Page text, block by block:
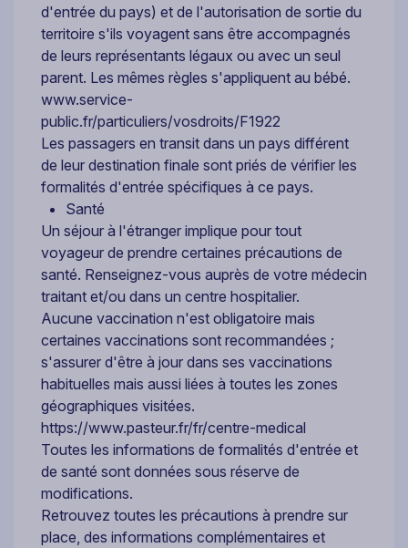
d'entrée du pays) et de l'autorisation de sortie du
territoire s'ils voyagent sans être accompagnés
de leurs représentants légaux ou avec un seul
parent. Les mêmes règles s'appliquent au bébé.
www.service-
public.fr/particuliers/vosdroits/F1922
Les passagers en transit dans un pays différent
de leur destination finale sont priés de vérifier les
formalités d'entrée spécifiques à ce pays.
Santé
Un séjour à l'étranger implique pour tout
voyageur de prendre certaines précautions de
santé. Renseignez-vous auprès de votre médecin
traitant et/ou dans un centre hospitalier.
Aucune vaccination n'est obligatoire mais
certaines vaccinations sont recommandées ;
s'assurer d'être à jour dans ses vaccinations
habituelles mais aussi liées à toutes les zones
géographiques visitées.
https://www.pasteur.fr/fr/centre-medical
Toutes les informations de formalités d'entrée et
de santé sont données sous réserve de
modifications.
Retrouvez toutes les précautions à prendre sur
place, des informations complémentaires et